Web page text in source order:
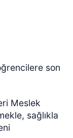
son
Meslek
sağlıkla